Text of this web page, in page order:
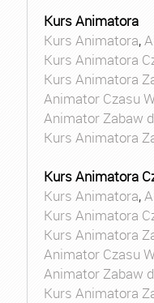
Kurs Animatora
Kurs Animatora,
Kurs Animatora
Kurs Animatora
Animator Czasu
Animator Zabaw
Kurs Animatora
Kurs Animatora
Kurs Animatora,
Kurs Animatora
Kurs Animatora
Animator Czasu
Animator Zabaw
Kurs Animatora